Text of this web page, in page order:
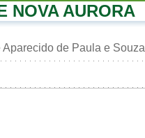
NOVA AURORA
Aparecido de Paula e Souza